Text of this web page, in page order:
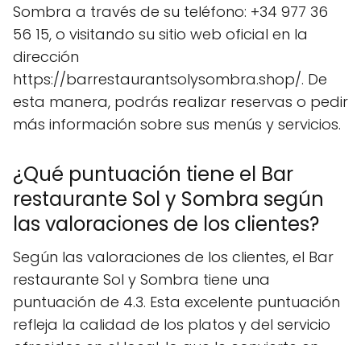
Sombra a través de su teléfono: +34 977 36
56 15, o visitando su sitio web oficial en la
dirección
https://barrestaurantsolysombra.shop/. De
esta manera, podrás realizar reservas o pedir
más información sobre sus menús y servicios.
¿Qué puntuación tiene el Bar
restaurante Sol y Sombra según
las valoraciones de los clientes?
Según las valoraciones de los clientes, el Bar
restaurante Sol y Sombra tiene una
puntuación de 4.3. Esta excelente puntuación
refleja la calidad de los platos y del servicio